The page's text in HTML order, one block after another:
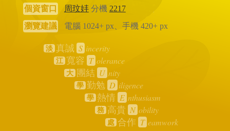
個資窗口 周玟妦分機 2217
瀏覽建議
電腦 1024+ px、手機 420+ px
淡 真誠 S incerity
江 寬容 T olerance
大 團結 U nity
學 勤勉 D iligence
學 熱情 E nthusiasm
務 高貴 N obility
處 合作 T eamwork